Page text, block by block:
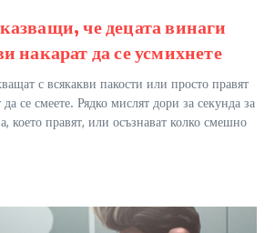
че децата винаги
накарат да се усмихнете
с всякакви пакости или просто правят
се смеете. Рядко мислят дори за секунда за
което правят, или осъзнават колко смешно